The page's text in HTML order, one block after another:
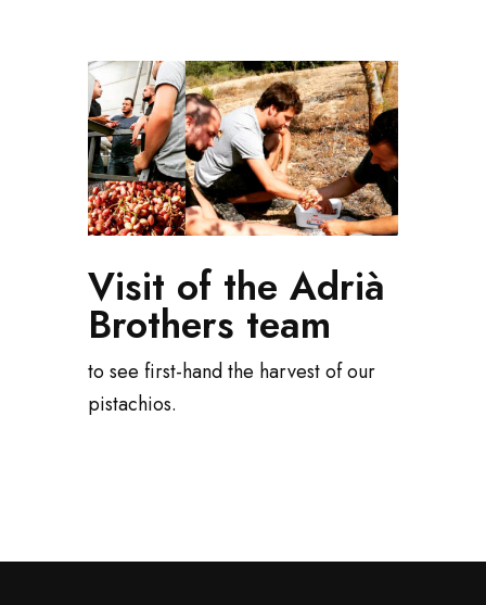
Visit of the Adrià
Brothers team
to see first-hand the harvest of our
pistachios.